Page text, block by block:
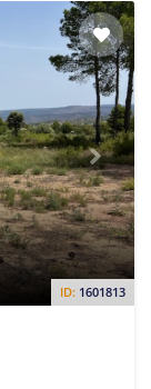
ID: 1601813